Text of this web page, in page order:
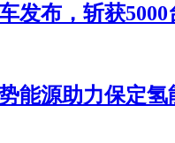
发布，斩获
能源助力保定